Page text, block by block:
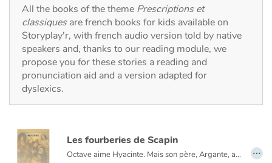
Try for free
Library
Awards
Tales and classics in french
All the books of the theme Prescriptions et
classiquesare french books for kids available on
Storyplay'r, with french audio version told by native
speakers and, thanks to our reading module, we
propose you for these stories a reading and
pronunciation aid and a version adapted for
dyslexics.
Les fourberies de Scapin
Octave aime Hyacinte. Mais son père, Argante, a d'autres projets pour lui... Lorsqu'il apprend l'union des deux jeunes gens, il menace de déshériter son fils. Octave se confie alors à Scapin. Le rusé valet a plus d'un tour dans son sac pour faire triompher l'amour.
…